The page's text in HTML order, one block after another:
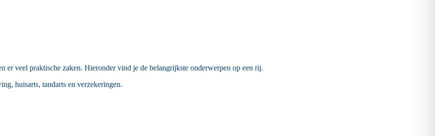
er veel praktische zaken. Hieronder vind je de belangrijkste onderwerpen op een rij.
huisarts, tandarts en verzekeringen.